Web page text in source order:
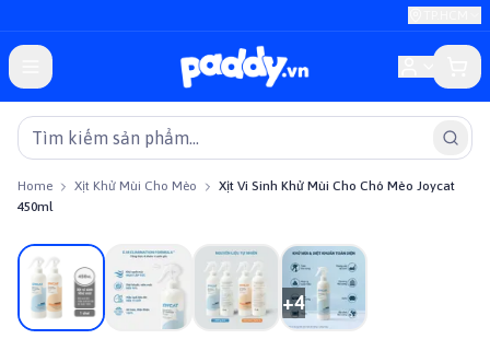
Home Xịt Khử Mùi Cho Mèo
Xịt Vi Sinh Khử Mùi Cho Chó Mèo Joycat
450ml
On sale
+4